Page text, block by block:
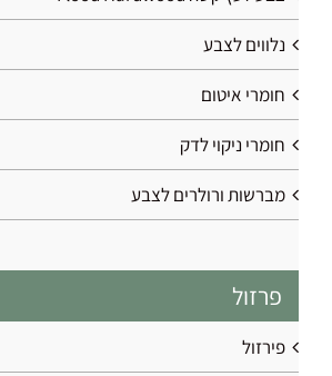
נלווים לצבע
חומרי איטום
חומרי ניקוי לדק
מברשות ורולרים לצבע
פרזול
פירזול